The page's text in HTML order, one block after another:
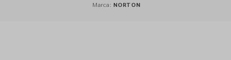
Marca: NORTON